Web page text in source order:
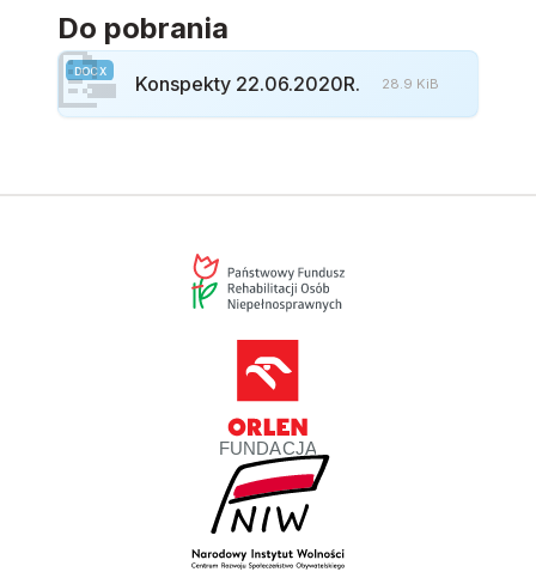
Do pobrania
DOCX
📝 Konspekty 22.06.2020R. 28.9 KiB